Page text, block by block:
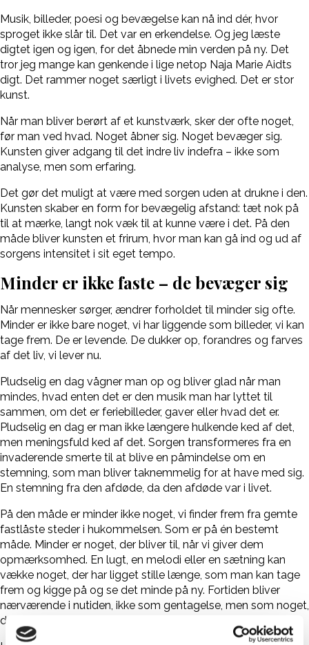
Musik, billeder, poesi og bevægelse kan nå ind dér, hvor
sproget ikke slår til. Det var en erkendelse. Og jeg læste
digtet igen og igen, for det åbnede min verden på ny. Det
tror jeg mange kan genkende i lige netop Naja Marie Aidts
digt. Det rammer noget særligt i livets evighed. Det er stor
kunst.
Når man bliver berørt af et kunstværk, sker der ofte noget,
før man ved hvad. Noget åbner sig. Noget bevæger sig.
Kunsten giver adgang til det indre liv indefra – ikke som
analyse, men som erfaring.
Det gør det muligt at være med sorgen uden at drukne i den.
Kunsten skaber en form for bevægelig afstand: tæt nok på
til at mærke, langt nok væk til at kunne være i det. På den
måde bliver kunsten et frirum, hvor man kan gå ind og ud af
sorgens intensitet i sit eget tempo.
Minder er ikke faste – de bevæger sig
Når mennesker sørger, ændrer forholdet til minder sig ofte.
Minder er ikke bare noget, vi har liggende som billeder, vi kan
tage frem. De er levende. De dukker op, forandres og farves
af det liv, vi lever nu.
Pludselig en dag vågner man op og bliver glad når man
mindes, hvad enten det er den musik man har lyttet til
sammen, om det er feriebilleder, gaver eller hvad det er.
Pludselig en dag er man ikke længere hulkende ked af det,
men meningsfuld ked af det. Sorgen transformeres fra en
invaderende smerte til at blive en påmindelse om en
stemning, som man bliver taknemmelig for at have med sig.
En stemning fra den afdøde, da den afdøde var i livet.
På den måde er minder ikke noget, vi finder frem fra gemte
fastlåste steder i hukommelsen. Som er på én bestemt
måde. Minder er noget, der bliver til, når vi giver dem
opmærksomhed. En lugt, en melodi eller en sætning kan
vække noget, der har ligget stille længe, som man kan tage
frem og kigge på og se det minde på ny. Fortiden bliver
nærværende i nutiden, ikke som gentagelse, men som noget,
der får en ny form.